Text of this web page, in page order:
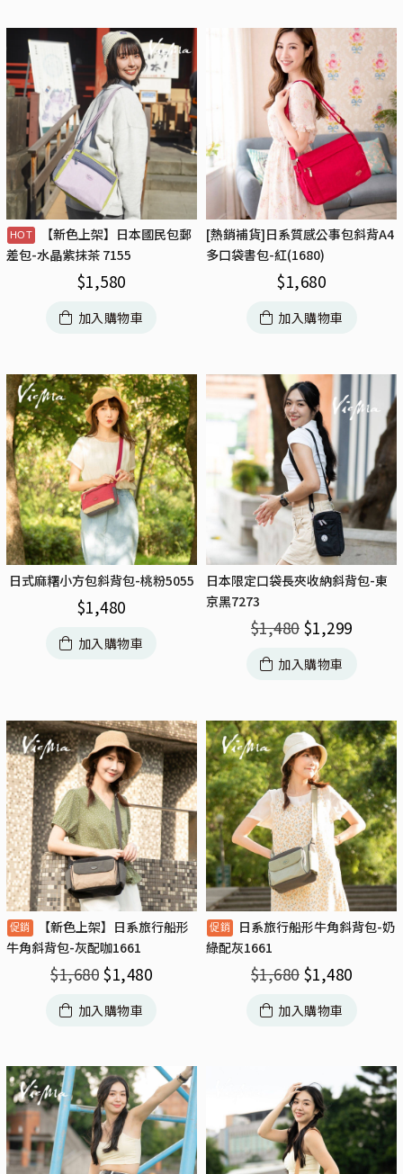
【新色上架】日本國民包郵
差包-水晶紫抹茶 7155
$1,580
加入購物車
[熱銷補貨]日系質感公事包斜背A4
多口袋書包-紅(1680)
$1,680
加入購物車
日式麻糬小方包斜背包-桃粉5055
$1,480
加入購物車
日本限定口袋長夾收納斜背包-東
京黑7273
$1,480 $1,299
加入購物車
【新色上架】日系旅行船形
牛角斜背包-灰配咖1661
$1,680 $1,480
加入購物車
日系旅行船形牛角斜背包-奶
綠配灰1661
$1,680 $1,480
加入購物車